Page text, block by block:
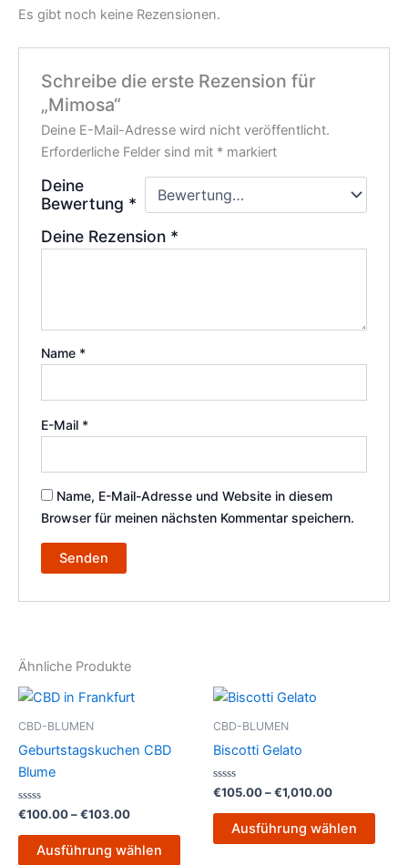
Es gibt noch keine Rezensionen.
Schreibe die erste Rezension für
„Mimosa“
Deine E-Mail-Adresse wird nicht veröffentlicht.
Erforderliche Felder sind mit * markiert
Deine
Bewertung *
Deine Rezension *
Name *
E-Mail *
Name, E-Mail-Adresse und Website in diesem
Browser für meinen nächsten Kommentar speichern.
Ähnliche Produkte
CBD-BLUMEN
Geburtstagskuchen CBD
Blume
Bewertet
mit
0
€100.00–€103.00
Preisspanne:
Ausführung wählen
Dieses
Produkt
Varianten
Optionen
CBD-BLUMEN
Biscotti Gelato
Bewertet
mit
0
€105.00–€1,010.00
Ausführung wählen